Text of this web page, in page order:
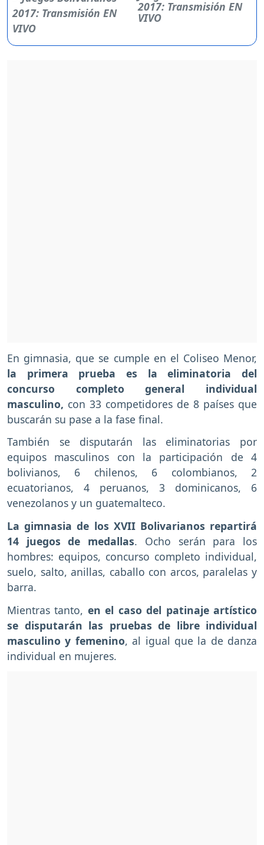
2017: Transmisión EN
VIVO
En gimnasia, que se cumple en el Coliseo Menor,
la primera prueba es la eliminatoria del
concurso completo general individual
masculino, con 33 competidores de 8 países que
buscarán su pase a la fase final.
También se disputarán las eliminatorias por
equipos masculinos con la participación de 4
bolivianos, 6 chilenos, 6 colombianos, 2
ecuatorianos, 4 peruanos, 3 dominicanos, 6
venezolanos y un guatemalteco.
La gimnasia de los XVII Bolivarianos repartirá
14 juegos de medallas. Ocho serán para los
hombres: equipos, concurso completo individual,
suelo, salto, anillas, caballo con arcos, paralelas y
barra.
Mientras tanto, en el caso del patinaje artístico
se disputarán las pruebas de libre individual
masculino y femenino, al igual que la de danza
individual en mujeres.